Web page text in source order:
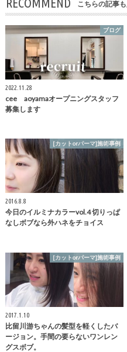
RECOMMEND こちらの記事も
ブログ
2022.11.28
cee aoyamaオープニングスタッフ
募集します
[カットorパーマ]施術事例
2016.8.8
今日のイルミナカラーvol.4 切りっぱ
なしボブなら外ハネをチョイス
[カットorパーマ]施術事例
2017.1.10
比留川游ちゃんの髪型を軽くしたバ
ージョン。手間の要らないワンレン
グスボブ。